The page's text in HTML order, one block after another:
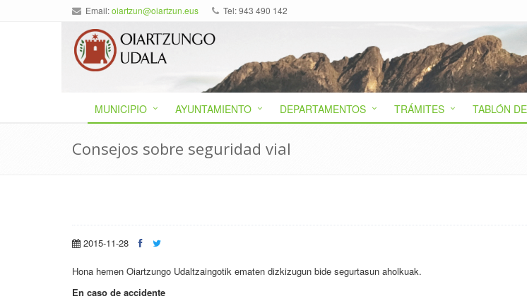
Email:oiartzun@oiartzun.eus Tel: 943 490 142
MUNICIPIO AYUNTAMIENTO DEPARTAMENTOS TRÁMITES TABLÓN
Consejos sobre seguridad vial
2015-11-28
Hona hemen Oiartzungo Udaltzaingotik ematen dizkizugun bide segurtasun aholkuak.
En caso de accidente